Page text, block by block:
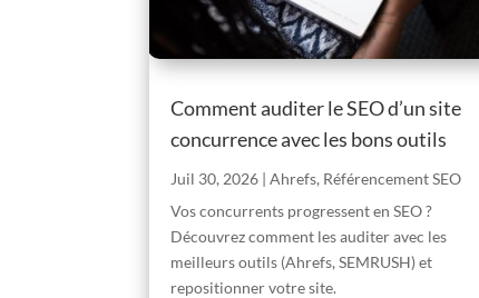
Comment auditer le SEO d’un site
concurrence avec les bons outils
Juil 30, 2026 |Ahrefs, Référencement SEO
Vos concurrents progressent en SEO ?
Découvrez comment les auditer avec les
meilleurs outils (Ahrefs, SEMRUSH) et
repositionner votre site.